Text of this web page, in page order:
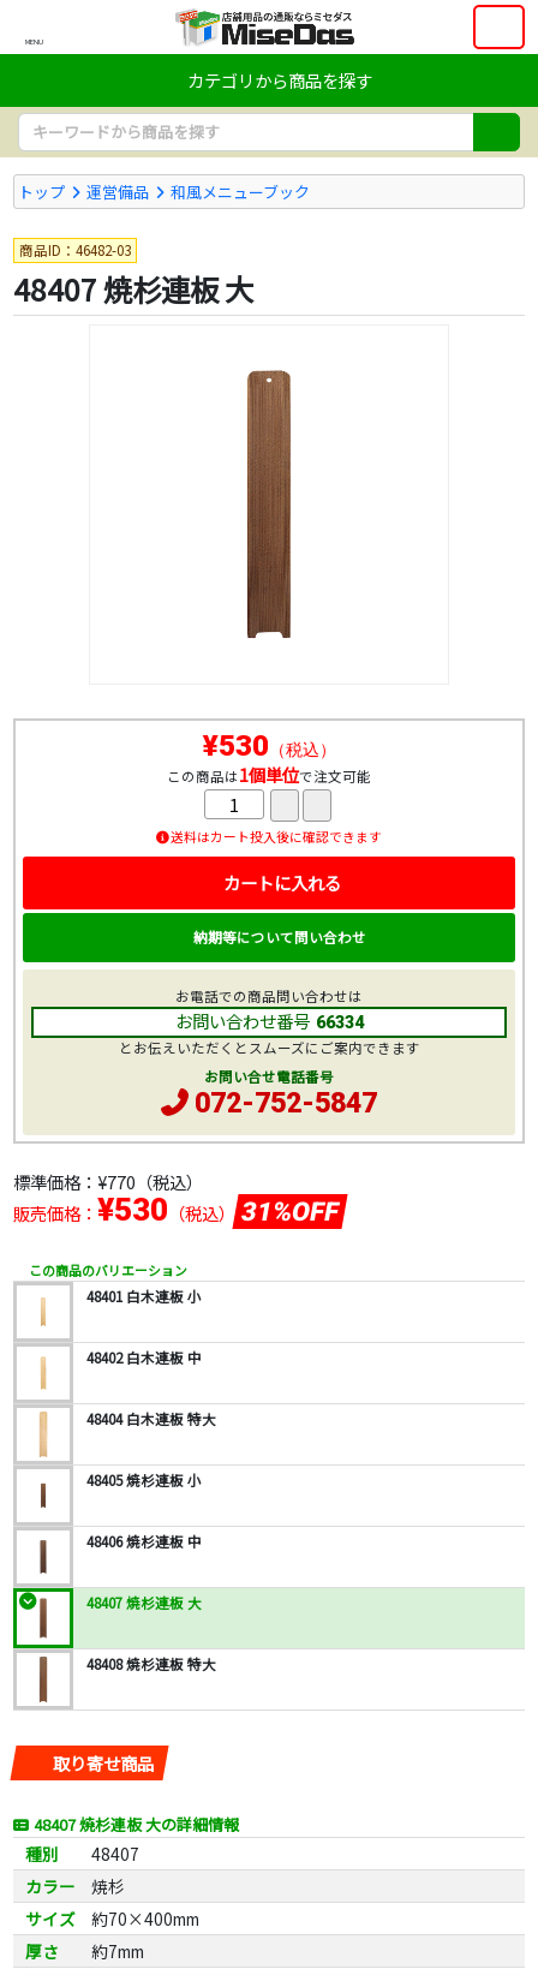
MENU
カテゴリから商品を探す
トップ 運営備品 和風メニューブック
商品ID：46482-03
48407 焼杉連板 大
標準価格： ¥770 （税込）
販売価格： ¥530 （税込） 31%OFF
この商品のバリエーション
48401 白木連板 小
48402 白木連板 中
48404 白木連板 特大
48405 焼杉連板 小
48406 焼杉連板 中
48407 焼杉連板 大
48408 焼杉連板 特大
取り寄せ商品
48407 焼杉連板 大の詳細情報
種別
48407
カラー
焼杉
サイズ
約70×400mm
厚さ
約7mm
¥530 （税込）
この商品は1個単位で注文可能
送料はカート投入後に確認できます
カートに入れる
納期等について問い合わせ
お電話での商品問い合わせは
お問い合わせ番号 66334
とお伝えいただくとスムーズにご案内できます
お問い合せ電話番号
072-752-5847